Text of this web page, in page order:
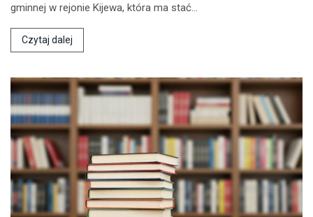
gminnej w rejonie Kijewa, która ma stać…
Czytaj dalej